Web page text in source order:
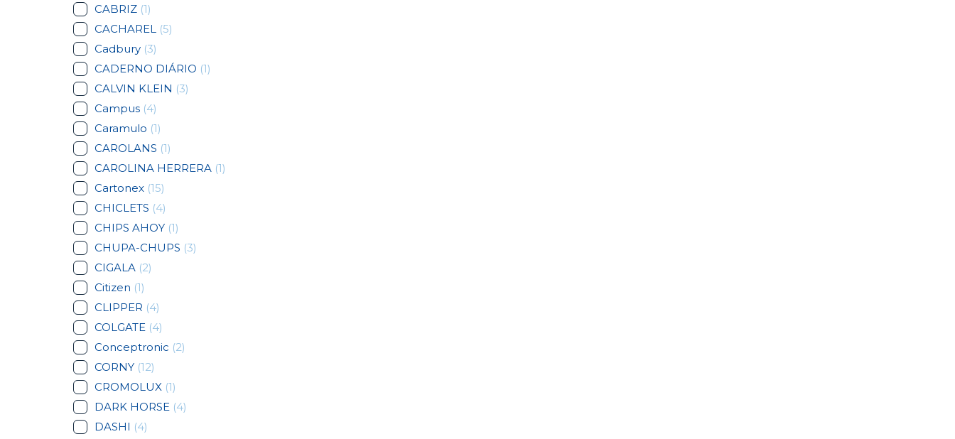
CABRIZ (1)
CACHAREL (5)
Cadbury (3)
CADERNO DIÁRIO (1)
CALVIN KLEIN (3)
Campus (4)
Caramulo (1)
CAROLANS (1)
CAROLINA HERRERA (1)
Cartonex (15)
CHICLETS (4)
CHIPS AHOY (1)
CHUPA-CHUPS (3)
CIGALA (2)
Citizen (1)
CLIPPER (4)
COLGATE (4)
Conceptronic (2)
CORNY (12)
CROMOLUX (1)
DARK HORSE (4)
DASHI (4)